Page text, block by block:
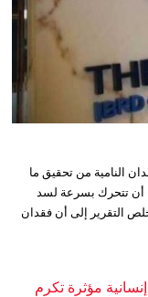
النامية من تحقيق ما
أن تتحرك بسرعة لسد
التقرير إلى أن فقدان
مؤثرة تكرم